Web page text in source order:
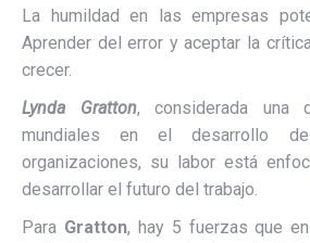
La humildad en las empresas
Aprender del error y aceptar la
crecer.
Lynda Gratton, considerada una
mundiales en el desarrollo
organizaciones, su labor está
desarrollar el futuro del trabajo.
Para Gratton, hay 5 fuerzas que